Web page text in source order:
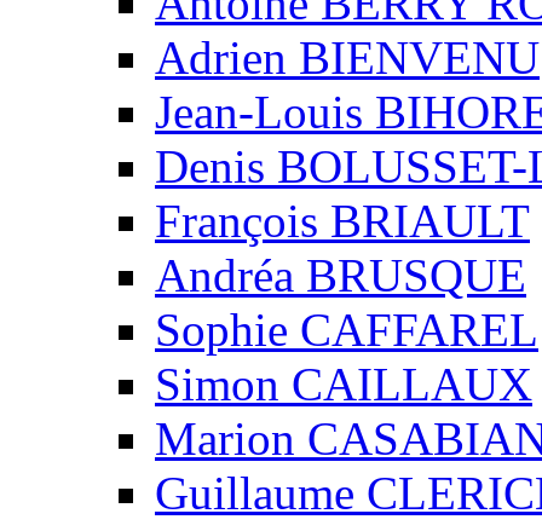
Adrien BIENVENU
Jean-Louis
Denis
François BRIAULT
Andréa BRUSQUE
Sophie CAFFAREL
Simon CAILLAUX
Marion
Guillaume